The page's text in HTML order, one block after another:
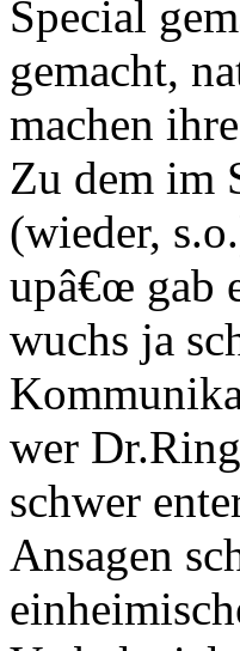
Special
gemacht,
machen
Zu dem im
(wieder,
upâ€œ gab
wuchs ja
wer
schwer
Ansagen